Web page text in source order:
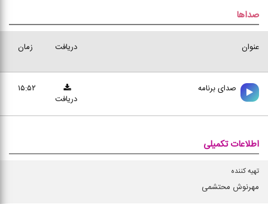
صداها
عنوان زمان دریافت
صدای برنامه
۱۵:۵۲
دریافت
اطلاعات تکمیلی
تهیه كننده
مهرنوش محتشمی